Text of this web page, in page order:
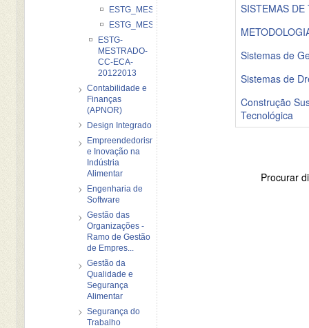
SISTEMAS DE
Sistemas de
Sistemas de
Construção
Tecnológica
Procurar
ESTG_MES_MCC_SDUA_20122013
ESTG_MEST_CC_CS/ESIT_20122013
ESTG-
MESTRADO-
CC-ECA-
20122013
Contabilidade e
Finanças
(APNOR)
Design Integrado
Empreendedorismo
e Inovação na
Indústria
Alimentar
Engenharia de
Software
Gestão das
Organizações -
Ramo de Gestão
de Empres...
Gestão da
Qualidade e
Segurança
Alimentar
Segurança do
Trabalho